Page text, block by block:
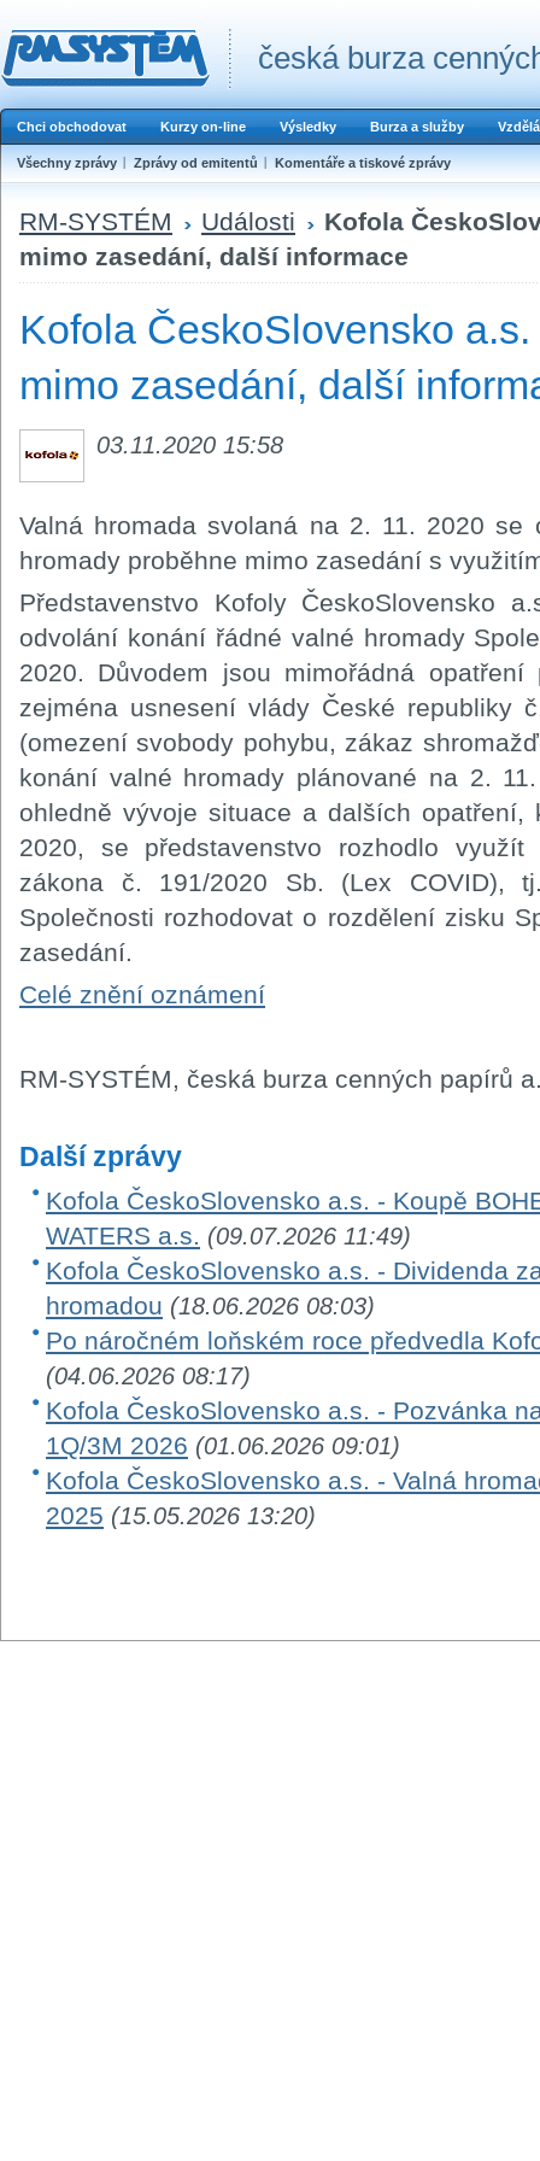
česká burza
Chci obchodovat Kurzy on-line Výsledky Burza a služby
Všechny zprávy Zprávy od emitentů Komentáře a tiskové zprávy
RM-SYSTÉM Události
Kofola
mimo zasedání, další informace
Kofola ČeskoSlovensko
mimo zasedání, další
03.11.2020 15:58
Valná hromada svolaná na 2. 11. 2020 se
hromady proběhne mimo zasedání s
Představenstvo Kofoly ČeskoSlovensko
odvolání konání řádné valné hromady
2020. Důvodem jsou mimořádná
zejména usnesení vlády České republiky
(omezení svobody pohybu, zákaz
konání valné hromady plánované na 2.
ohledně vývoje situace a dalších opatření,
2020, se představenstvo rozhodlo
zákona č. 191/2020 Sb. (Lex COVID),
Společnosti rozhodovat o rozdělení zisku
zasedání.
Celé znění oznámení
RM-SYSTÉM, česká burza cenných papírů
Další zprávy
Kofola ČeskoSlovensko a.s. - Koupě
WATERS a.s. (09.07.2026 11:49)
Kofola ČeskoSlovensko a.s. - Dividenda
hromadou (18.06.2026 08:03)
Po náročném loňském roce předvedla
(04.06.2026 08:17)
Kofola ČeskoSlovensko a.s. - Pozvánka
1Q/3M 2026 (01.06.2026 09:01)
Kofola ČeskoSlovensko a.s. - Valná
2025 (15.05.2026 13:20)